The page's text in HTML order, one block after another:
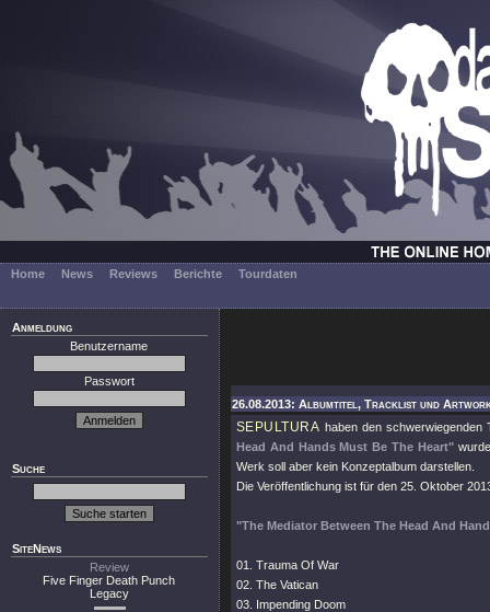
Home News Reviews Berichte Tourdaten
Anmeldung
Benutzername
Passwort
Suche
SiteNews
Review
Five Finger Death Punch
Legacy
26.08.2013: Albumtitel, Tracklist und
SEPULTURA haben den schwerwiegenden
Head And Hands Must Be The Heart"
Werk soll aber kein Konzeptalbum darstellen.
Die Veröffentlichung ist für den 25. Oktober
"The Mediator Between The Head And
01. Trauma Of War
02. The Vatican
03. Impending Doom